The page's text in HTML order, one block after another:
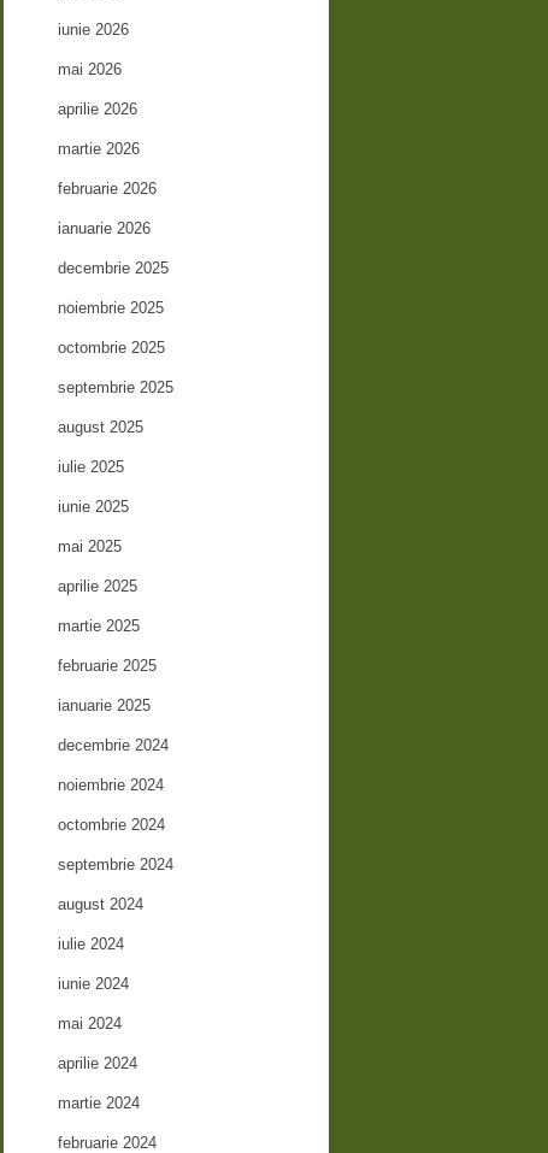
iunie 2026
mai 2026
aprilie 2026
martie 2026
februarie 2026
ianuarie 2026
decembrie 2025
noiembrie 2025
octombrie 2025
septembrie 2025
august 2025
iulie 2025
iunie 2025
mai 2025
aprilie 2025
martie 2025
februarie 2025
ianuarie 2025
decembrie 2024
noiembrie 2024
octombrie 2024
septembrie 2024
august 2024
iulie 2024
iunie 2024
mai 2024
aprilie 2024
martie 2024
februarie 2024